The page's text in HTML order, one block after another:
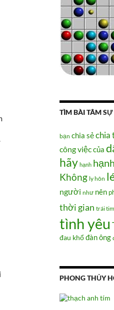
TÌM BÀI TÂM
bạn chia sẻchia
công việccủa
hãy hạnh
Không ly hôn
người như nên
thời gian trái tim
tình yêu
đau khổđàn ông
PHONG THỦY